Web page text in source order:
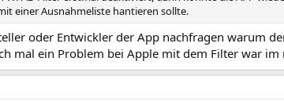
einer Ausnahmeliste hantieren sollte.
oder Entwickler der App nachfragen warum
mal ein Problem bei Apple mit dem Filter war